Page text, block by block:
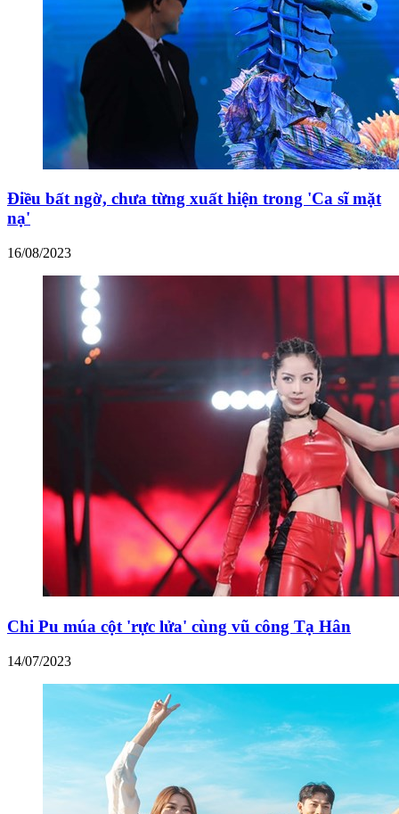
Điều bất ngờ, chưa từng xuất hiện trong 'Ca sĩ mặt
nạ'
16/08/2023
Chi Pu múa cột 'rực lửa' cùng vũ công Tạ Hân
14/07/2023